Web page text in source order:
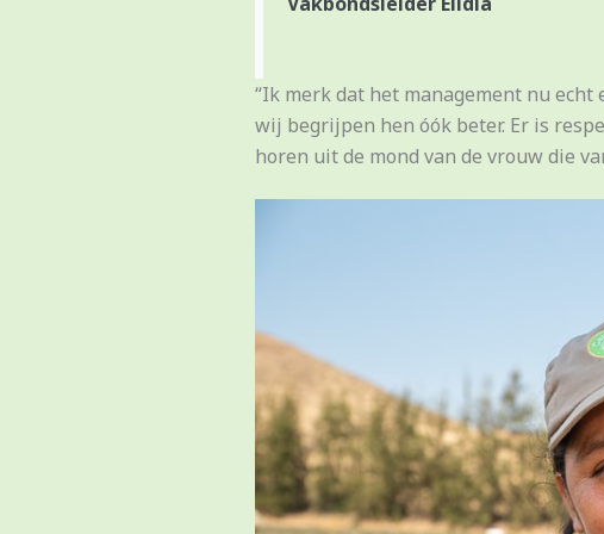
“Ik merk dat het management nu
wij begrijpen hen óók beter. Er is
horen uit de mond van de vrouw die